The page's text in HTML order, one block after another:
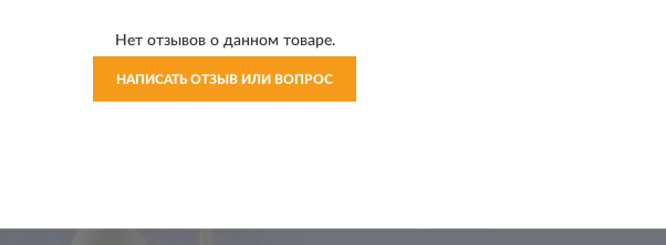
Нет отзывов о данном товаре.
НАПИСАТЬ ОТЗЫВ ИЛИ ВОПРОС